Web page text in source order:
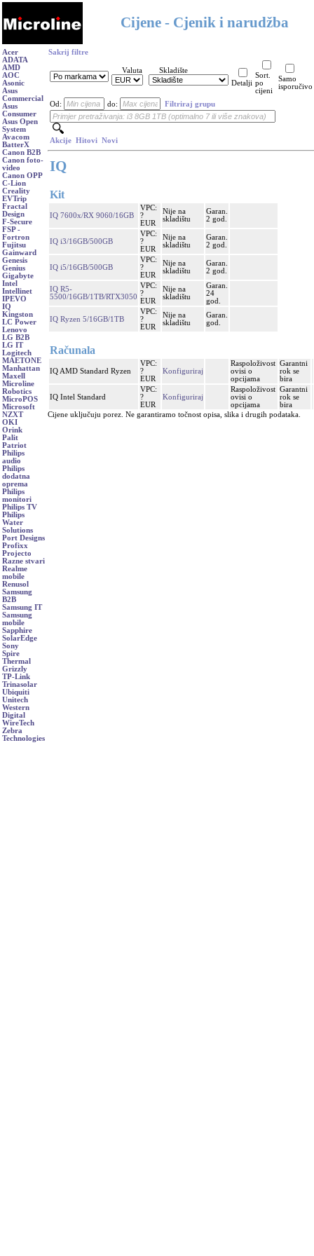
Cijene - Cjenik i narudžba
Acer
ADATA
AMD
AOC
Asonic
Asus
Commercial
Asus
Consumer
Asus Open
System
Avacom
BatterX
Canon B2B
Canon foto-
video
Canon OPP
C-Lion
Creality
EVTrip
Fractal
Design
F-Secure
FSP -
Fortron
Fujitsu
Gainward
Genesis
Genius
Gigabyte
Intel
Intellinet
IPEVO
IQ
Kingston
LC Power
Lenovo
LG B2B
LG IT
Logitech
MAETONE
Manhattan
Maxell
Microline
Robotics
MicroPOS
Microsoft
NZXT
OKI
Orink
Palit
Patriot
Philips
audio
Philips
dodatna
oprema
Philips
monitori
Philips TV
Philips
Water
Solutions
Port Designs
Profixx
Projecto
Razne stvari
Realme
mobile
Renusol
Samsung
B2B
Samsung IT
Samsung
mobile
Sapphire
SolarEdge
Sony
Spire
Thermal
Grizzly
TP-Link
Trinasolar
Ubiquiti
Unitech
Western
Digital
WireTech
Zebra
Technologies
Sakrij filtre
Valuta
Skladište
Detalji
Sort.
po
cijeni
Samo
isporučivo
Od: do: Filtriraj grupu
Akcije Hitovi Novi
IQ
Kit
IQ 7600x/RX 9060/16GB
VPC:
?
EUR
Nije na
skladištu
Garan.
2 god.
IQ i3/16GB/500GB
VPC:
?
EUR
Nije na
skladištu
Garan.
2 god.
IQ i5/16GB/500GB
VPC:
?
EUR
Nije na
skladištu
Garan.
2 god.
IQ R5-
5500/16GB/1TB/RTX3050
VPC:
?
EUR
Nije na
skladištu
Garan.
24
god.
IQ Ryzen 5/16GB/1TB
VPC:
?
EUR
Nije na
skladištu
Garan.
god.
Računala
IQ AMD Standard Ryzen
VPC:
?
EUR
Konfiguriraj
Raspoloživost
ovisi o
opcijama
Garantni
rok se
bira
IQ Intel Standard
VPC:
?
EUR
Konfiguriraj
Raspoloživost
ovisi o
opcijama
Garantni
rok se
bira
Cijene uključuju porez. Ne garantiramo točnost opisa, slika i drugih podataka.